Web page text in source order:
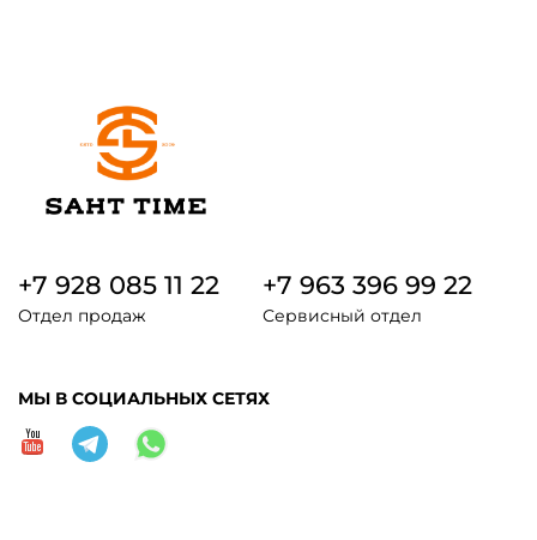
+7 928 085 11 22
Отдел продаж
+7 963 396 99 22
Сервисный отдел
МЫ В СОЦИАЛЬНЫХ СЕТЯХ